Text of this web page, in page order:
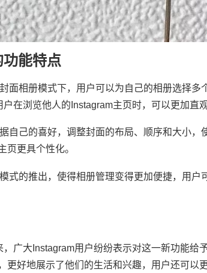
能特点
面相册模式下，用户可以为自己的相册选择
在浏览他人的Instagram主页时，可以更加直
自己的喜好，调整封面的布局、顺序和大小
页更具个性化。
式的推出，使得相册管理变得更加便捷，用
广大Instagram用户纷纷表示对这一新功能给
更好地展示了他们的生活和兴趣，用户还可以